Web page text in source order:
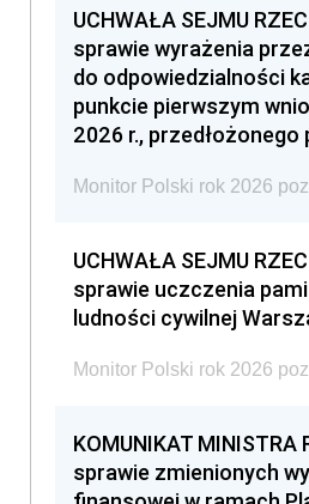
UCHWAŁA SEJMU
sprawie wyrażenia
do odpowiedzialności
punkcie pierwszym
2026 r.,
Monitor Polski rok 2026
UCHWAŁA SEJMU
sprawie uczczenia
ludności cywilnej
Monitor Polski rok 2026
KOMUNIKAT
sprawie zmienionych